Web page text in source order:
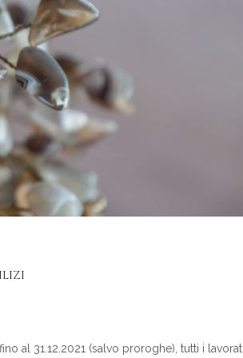
al 31.12.2021 (salvo proroghe), tutti i